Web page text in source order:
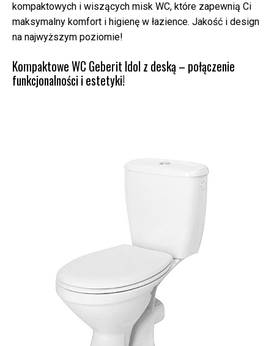
kompaktowych i wiszących misk WC, które zapewnią Ci
maksymalny komfort i higienę w łazience. Jakość i design
na najwyższym poziomie!
Kompaktowe WC Geberit Idol z deską – połączenie
funkcjonalności i estetyki!